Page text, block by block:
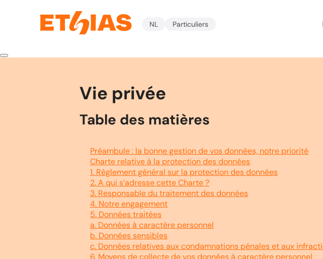
NL Particuliers
Vie privée
Table des matières
Préambule : la bonne gestion de vos données, notre priorité
Charte relative à la protection des données
1. Règlement général sur la protection des données
2. A qui s’adresse cette Charte ?
3. Responsable du traitement des données
4. Notre engagement
5. Données traitées
a. Données à caractère personnel
b. Données sensibles
c. Données relatives aux condamnations pénales et aux